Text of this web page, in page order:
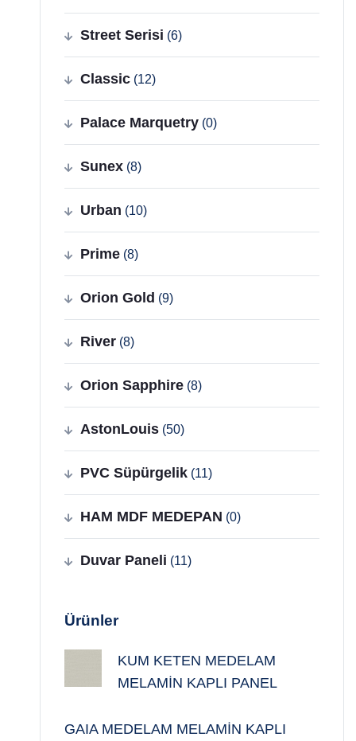
Street Serisi (6)
Classic (12)
Palace Marquetry (0)
Sunex (8)
Urban (10)
Prime (8)
Orion Gold (9)
River (8)
Orion Sapphire (8)
AstonLouis (50)
PVC Süpürgelik (11)
HAM MDF MEDEPAN (0)
Duvar Paneli (11)
Ürünler
KUM KETEN MEDELAM
MELAMİN KAPLI PANEL
GAIA MEDELAM MELAMİN KAPLI